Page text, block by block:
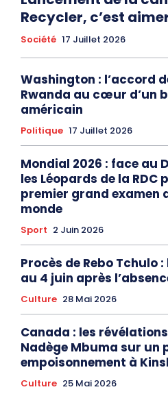
Recycler, c’est
Société 17 Juillet 2026
Washington : l’accord
Rwanda au cœur d’un
américain
Politique 17 Juillet 2026
Mondial 2026 : face au
les Léopards de la RDC
premier grand examen
monde
Sport 2 Juin 2026
Procès de Rebo Tchulo
au 4 juin après
Culture 28 Mai 2026
Canada : les
Nadège Mbuma sur un
empoisonnement à
Culture 25 Mai 2026